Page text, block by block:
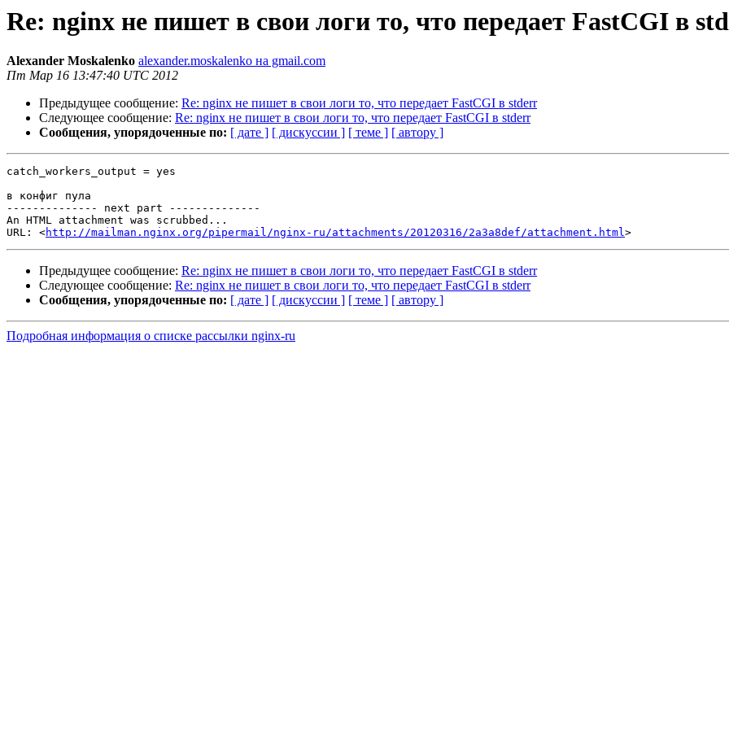
Re: nginx не пишет в свои логи то, что передает FastCGI в
Alexander Moskalenko alexander.moskalenko на gmail.com
Пт Мар 16 13:47:40 UTC 2012
Предыдущее сообщение: Re: nginx не пишет в свои логи то, что передает FastCGI в stderr
Следующее сообщение: Re: nginx не пишет в свои логи то, что передает FastCGI в stderr
Сообщения, упорядоченные по: [ дате ] [ дискуссии ] [ теме ] [ автору ]
catch_workers_output = yes
в конфиг пула
-------------- next part --------------
An HTML attachment was scrubbed...
URL: <http://mailman.nginx.org/pipermail/nginx-ru/attachments/20120316/2a3a8def/attachment.html
Предыдущее сообщение: Re: nginx не пишет в свои логи то, что передает FastCGI в stderr
Следующее сообщение: Re: nginx не пишет в свои логи то, что передает FastCGI в stderr
Сообщения, упорядоченные по: [ дате ] [ дискуссии ] [ теме ] [ автору ]
Подробная информация о списке рассылки nginx-ru